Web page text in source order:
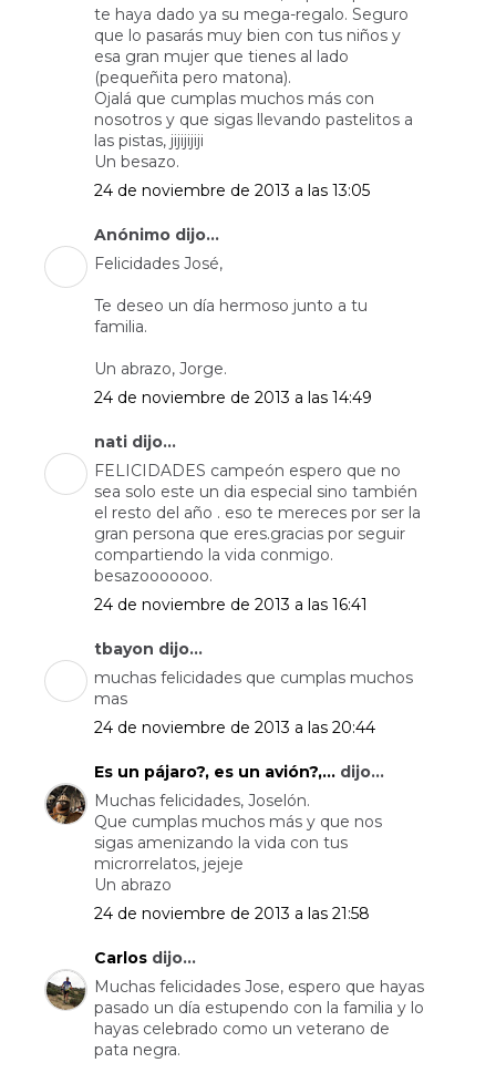
te haya dado ya su mega-regalo. Seguro
que lo pasarás muy bien con tus niños y
esa gran mujer que tienes al lado
(pequeñita pero matona).
Ojalá que cumplas muchos más con
nosotros y que sigas llevando pastelitos a
las pistas, jijijijiji
Un besazo.
24 de noviembre de 2013 a las 13:05
Anónimo dijo...
Felicidades José,
Te deseo un día hermoso junto a tu
familia.
Un abrazo, Jorge.
24 de noviembre de 2013 a las 14:49
nati dijo...
FELICIDADES campeón espero que no
sea solo este un dia especial sino también
el resto del año . eso te mereces por ser la
gran persona que eres.gracias por seguir
compartiendo la vida conmigo.
besazooooooo.
24 de noviembre de 2013 a las 16:41
tbayon dijo...
muchas felicidades que cumplas muchos
mas
24 de noviembre de 2013 a las 20:44
Es un pájaro?, es un avión?,... dijo...
Muchas felicidades, Joselón.
Que cumplas muchos más y que nos
sigas amenizando la vida con tus
microrrelatos, jejeje
Un abrazo
24 de noviembre de 2013 a las 21:58
Carlos dijo...
Muchas felicidades Jose, espero que hayas
pasado un día estupendo con la familia y lo
hayas celebrado como un veterano de
pata negra.